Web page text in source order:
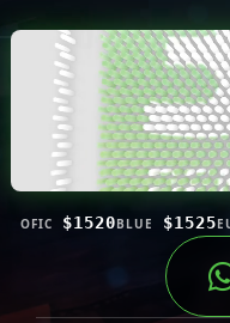
OFIC $1520BLUE $1525